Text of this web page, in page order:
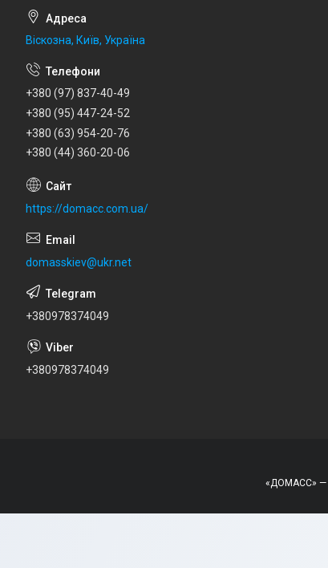
Віскозна, Київ, Україна
+380 (97) 837-40-49
+380 (95) 447-24-52
+380 (63) 954-20-76
+380 (44) 360-20-06
https://domacc.com.ua/
domasskiev@ukr.net
+380978374049
+380978374049